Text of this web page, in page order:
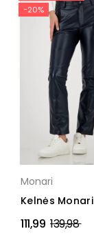
−20%
Monari
Kelnės Monari
111,99 Įprasta
139,98